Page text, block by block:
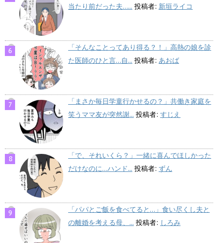
当たり前だった夫…... 投稿者: 新垣ライコ
「そんなことってあり得る？！」高熱の娘を診
た医師のひと言…自... 投稿者: あおば
「まさか毎日学童行かせるの？」共働き家庭を
笑うママ友が突然謝... 投稿者: すじえ
「で、それいくら？」一緒に喜んでほしかった
だけなのに…ハンド... 投稿者: ずん
「パパとご飯を食べてると…」食い尽くし夫と
の離婚を考える母、... 投稿者: しろみ